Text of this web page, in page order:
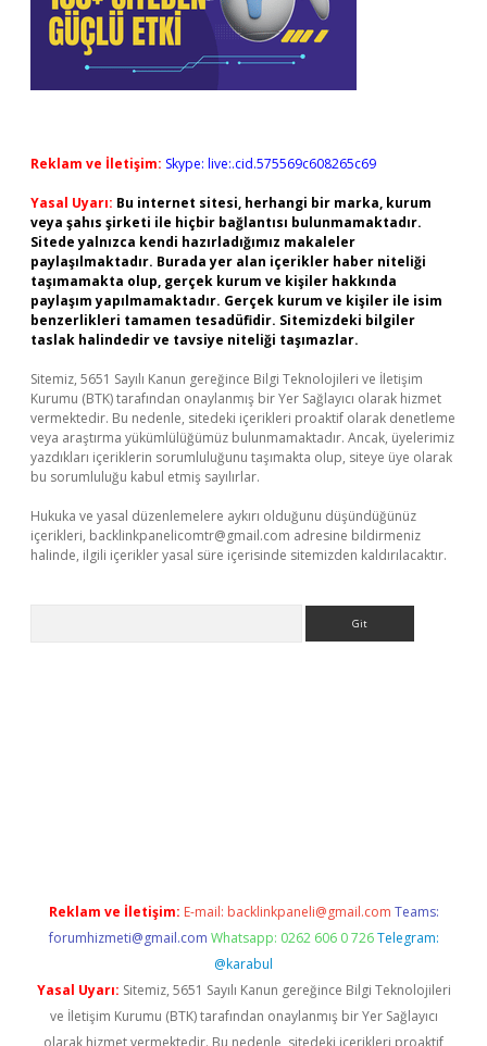
Reklam ve İletişim: Skype: live:.cid.575569c608265c69
Yasal Uyarı: Bu internet sitesi, herhangi bir marka, kurum
veya şahıs şirketi ile hiçbir bağlantısı bulunmamaktadır.
Sitede yalnızca kendi hazırladığımız makaleler
paylaşılmaktadır. Burada yer alan içerikler haber niteliği
taşımamakta olup, gerçek kurum ve kişiler hakkında
paylaşım yapılmamaktadır. Gerçek kurum ve kişiler ile isim
benzerlikleri tamamen tesadüfidir. Sitemizdeki bilgiler
taslak halindedir ve tavsiye niteliği taşımazlar.
Sitemiz, 5651 Sayılı Kanun gereğince Bilgi Teknolojileri ve İletişim
Kurumu (BTK) tarafından onaylanmış bir Yer Sağlayıcı olarak hizmet
vermektedir. Bu nedenle, sitedeki içerikleri proaktif olarak denetleme
veya araştırma yükümlülüğümüz bulunmamaktadır. Ancak, üyelerimiz
yazdıkları içeriklerin sorumluluğunu taşımakta olup, siteye üye olarak
bu sorumluluğu kabul etmiş sayılırlar.
Hukuka ve yasal düzenlemelere aykırı olduğunu düşündüğünüz
içerikleri, backlinkpanelicomtr@gmail.com adresine bildirmeniz
halinde, ilgili içerikler yasal süre içerisinde sitemizden kaldırılacaktır.
Reklam ve İletişim: E-mail: backlinkpaneli@gmail.com Teams:
forumhizmeti@gmail.com Whatsapp: 0262 606 0 726 Telegram:
@karabul
Yasal Uyarı: Sitemiz, 5651 Sayılı Kanun gereğince Bilgi Teknolojileri
ve İletişim Kurumu (BTK) tarafından onaylanmış bir Yer Sağlayıcı
olarak hizmet vermektedir. Bu nedenle, sitedeki içerikleri proaktif